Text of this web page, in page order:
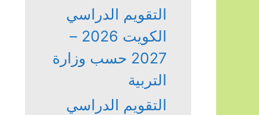
التقويم الدراسي
الكويت 2026 –
2027 حسب وزارة
التربية
التقويم الدراسي